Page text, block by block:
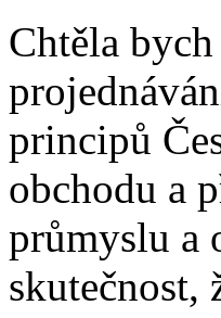
Chtěla
principů
obchodu a
průmyslu a
skutečnost,